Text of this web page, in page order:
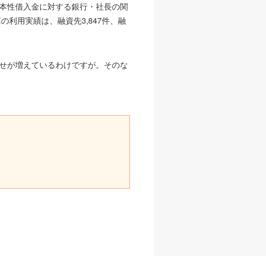
性借入金に対する銀行・社長の関
利用実績は、融資先3,847件、融
が増えているわけですが。そのな